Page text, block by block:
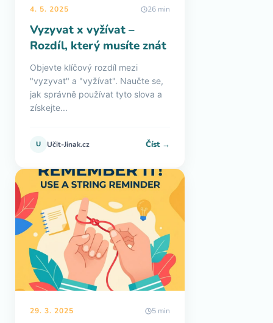
4. 5. 2025 26 min
Vyzyvat x vyžívat –
Rozdíl, který musíte znát
Objevte klíčový rozdíl mezi
"vyzyvat" a "vyžívat". Naučte se,
jak správně používat tyto slova a
získejte...
U Učit-Jinak.cz Číst →
29. 3. 2025 5 min